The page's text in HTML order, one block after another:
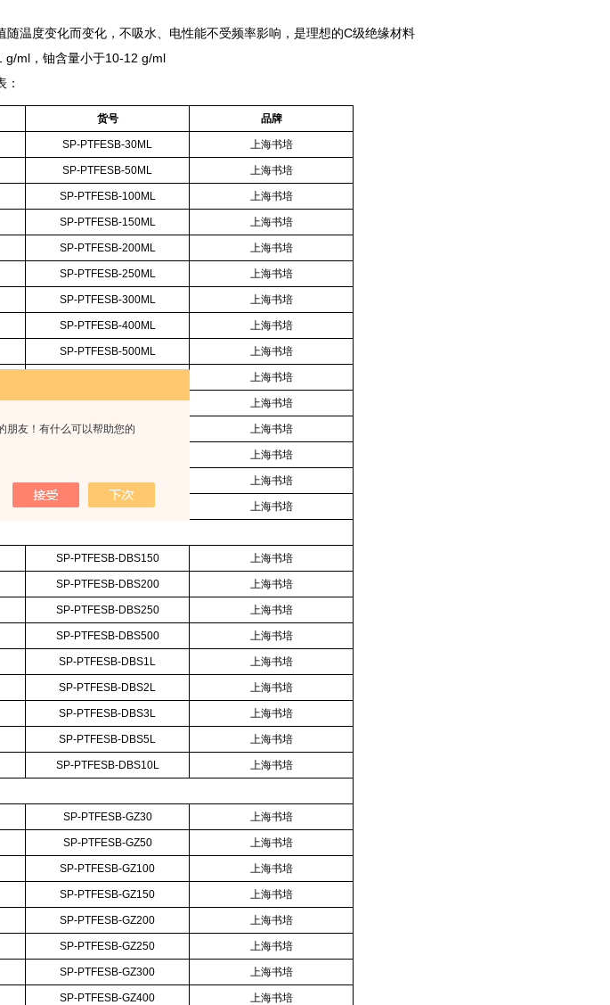
朋友！有什么可以帮助您的
温度变化而变化，不吸水、电性能不受频率影响，是理想的C级绝缘材料
g/ml，铀含量小于10-12 g/ml
：
货号 品牌
SP-PTFESB-30ML 上海书培
SP-PTFESB-50ML 上海书培
SP-PTFESB-100ML 上海书培
SP-PTFESB-150ML 上海书培
SP-PTFESB-200ML 上海书培
SP-PTFESB-250ML 上海书培
SP-PTFESB-300ML 上海书培
SP-PTFESB-400ML 上海书培
SP-PTFESB-500ML 上海书培
上海书培
SP-PTFESB-1L 上海书培
SP-PTFESB-2L 上海书培
上海书培
SP-PTFESB-5L 上海书培
SP-PTFESB-10L 上海书培
SP-PTFESB-DBS150 上海书培
SP-PTFESB-DBS200 上海书培
SP-PTFESB-DBS250 上海书培
SP-PTFESB-DBS500 上海书培
SP-PTFESB-DBS1L 上海书培
SP-PTFESB-DBS2L 上海书培
SP-PTFESB-DBS3L 上海书培
SP-PTFESB-DBS5L 上海书培
SP-PTFESB-DBS10L 上海书培
SP-PTFESB-GZ30 上海书培
SP-PTFESB-GZ50 上海书培
SP-PTFESB-GZ100 上海书培
SP-PTFESB-GZ150 上海书培
SP-PTFESB-GZ200 上海书培
SP-PTFESB-GZ250 上海书培
SP-PTFESB-GZ300 上海书培
SP-PTFESB-GZ400 上海书培